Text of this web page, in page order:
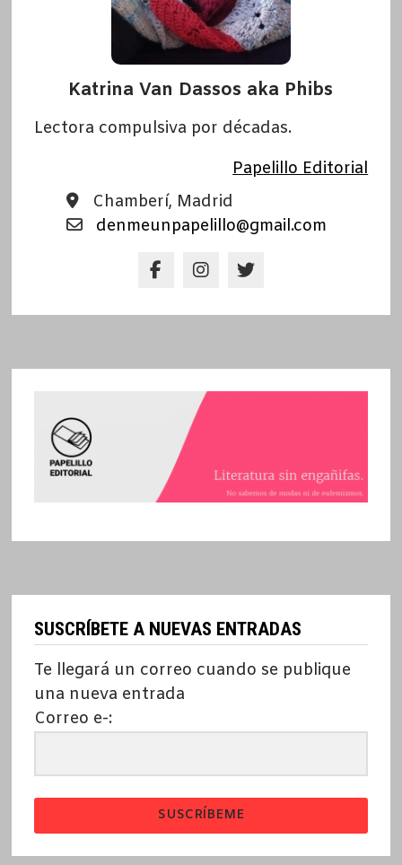
Katrina Van Dassos aka Phibs
Lectora compulsiva por décadas.
Papelillo Editorial
Chamberí, Madrid
denmeunpapelillo@gmail.com
SUSCRÍBETE A NUEVAS ENTRADAS
Te llegará un correo cuando se publique
una nueva entrada
Correo e-:
SUSCRÍBEME